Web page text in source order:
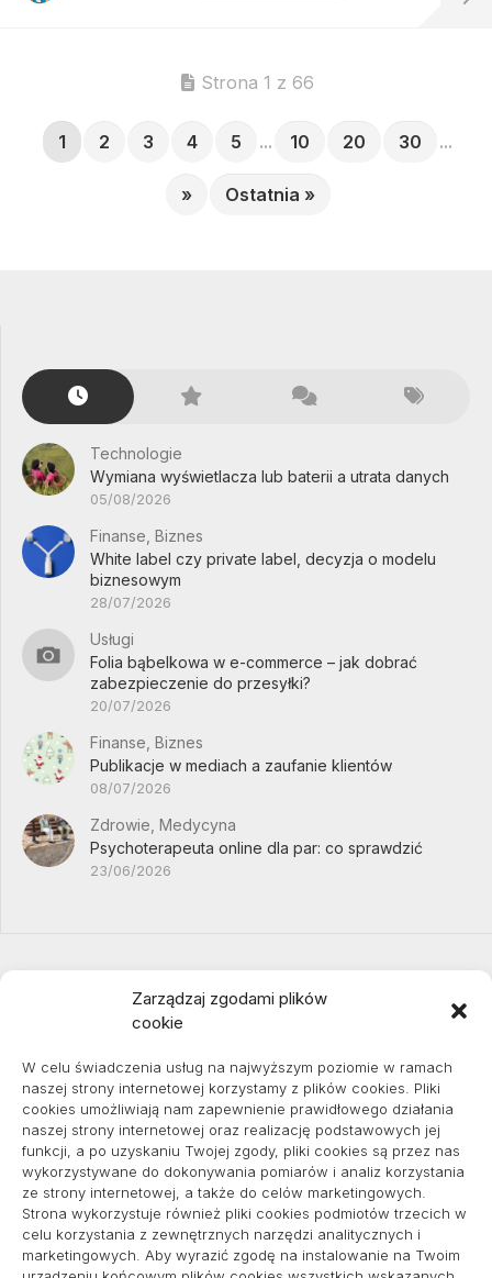
Zarządzaj zgodami plików
cookie
W celu świadczenia usług na najwyższym poziomie w ramach
naszej strony internetowej korzystamy z plików cookies. Pliki
cookies umożliwiają nam zapewnienie prawidłowego działania
naszej strony internetowej oraz realizację podstawowych jej
funkcji, a po uzyskaniu Twojej zgody, pliki cookies są przez nas
wykorzystywane do dokonywania pomiarów i analiz korzystania
ze strony internetowej, a także do celów marketingowych.
Strona wykorzystuje również pliki cookies podmiotów trzecich w
celu korzystania z zewnętrznych narzędzi analitycznych i
marketingowych. Aby wyrazić zgodę na instalowanie na Twoim
Strona 1 z 66
1 2 3 4 5 ... 10 20 30 ...
» Ostatnia »
Technologie
Wymiana wyświetlacza lub baterii a utrata danych
05/08/2026
Finanse, Biznes
White label czy private label, decyzja o modelu
biznesowym
28/07/2026
Usługi
Folia bąbelkowa w e-commerce – jak dobrać
zabezpieczenie do przesyłki?
20/07/2026
Finanse, Biznes
Publikacje w mediach a zaufanie klientów
08/07/2026
Zdrowie, Medycyna
Psychoterapeuta online dla par: co sprawdzić
23/06/2026
pozycjonowanie lokalne
Informacje
Polityka plików cookies (EU)